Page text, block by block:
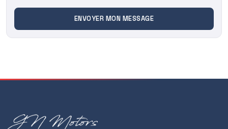
Pour les personnes éloignées, nous pouvons prendre
rendez-vous en appel Visio.
Livraison possible sur toute la France en supplément.